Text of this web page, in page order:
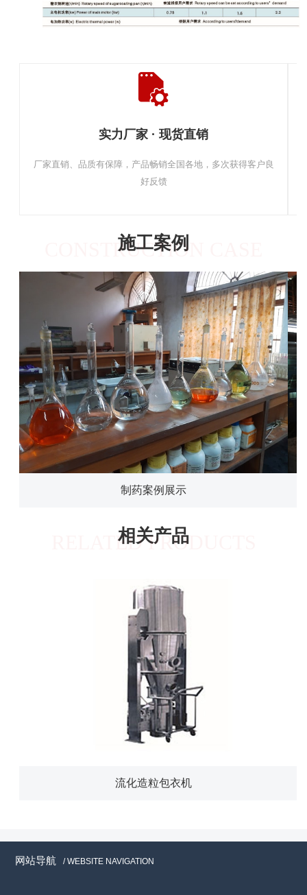
实力厂家 · 现货直销
厂家直销、品质有保障，产品畅销全国各地，多次获得客户良
好反馈
施工案例
CONSTRUCTION CASE
制药案例展示
相关产品
RELATED PRODUCTS
流化造粒包衣机
网站导航 / WEBSITE NAVIGATION